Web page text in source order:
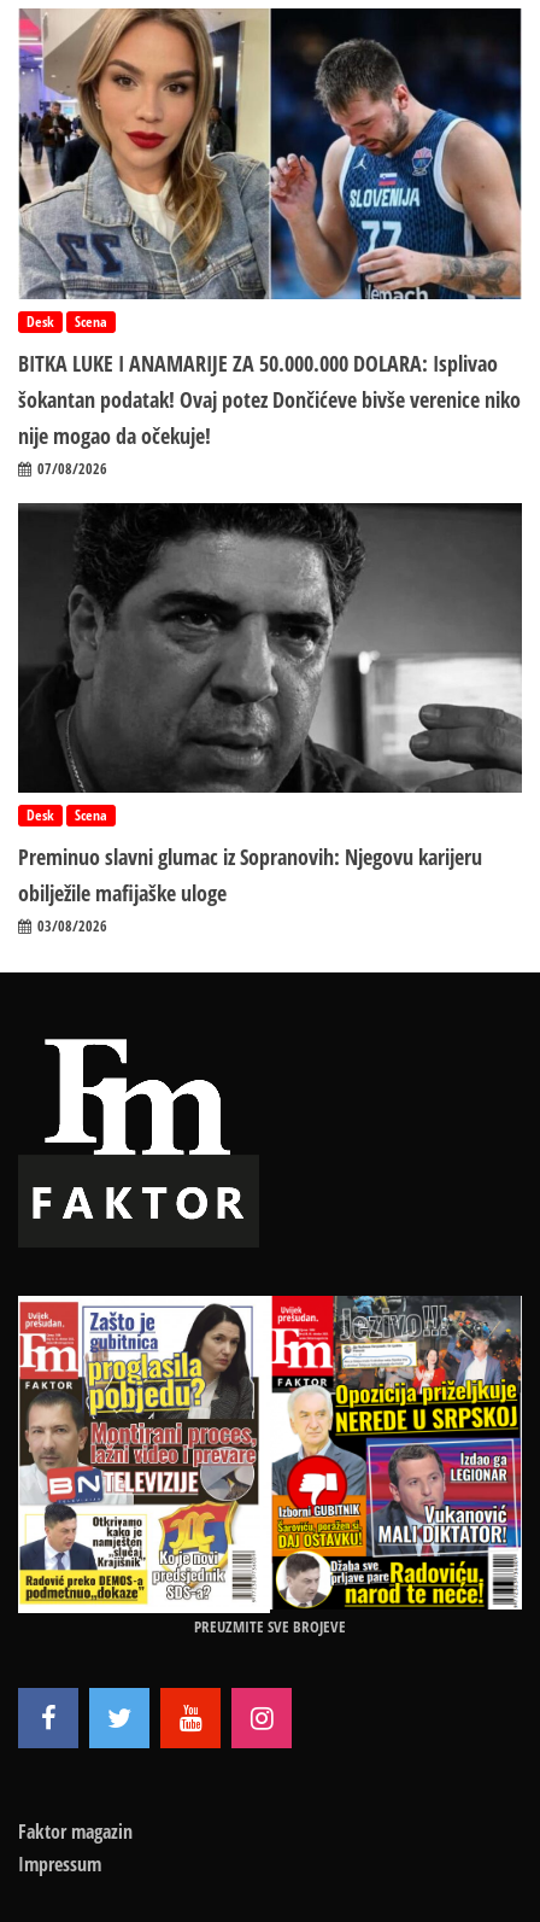
Desk Scena
BITKA LUKE I ANAMARIJE ZA 50.000.000 DOLARA: Isplivao
šokantan podatak! Ovaj potez Dončićeve bivše verenice niko
nije mogao da očekuje!
07/08/2026
Desk Scena
Preminuo slavni glumac iz Sopranovih: Njegovu karijeru
obilježile mafijaške uloge
03/08/2026
PREUZMITE SVE BROJEVE
Faktor magazin
Impressum